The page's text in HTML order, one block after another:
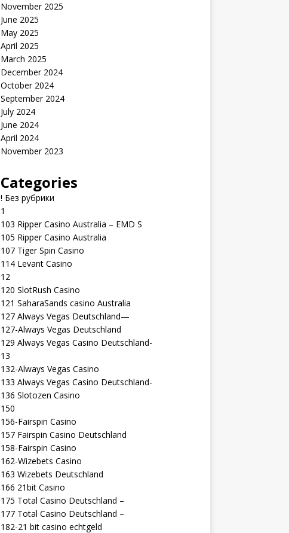
November 2025
June 2025
May 2025
April 2025
March 2025
December 2024
October 2024
September 2024
July 2024
June 2024
April 2024
November 2023
Categories
! Без рубрики
1
103 Ripper Casino Australia – EMD S
105 Ripper Casino Australia
107 Tiger Spin Casino
114 Levant Casino
12
120 SlotRush Casino
121 SaharaSands casino Australia
127 Always Vegas Deutschland—
127-Always Vegas Deutschland
129 Always Vegas Casino Deutschland-
13
132-Always Vegas Casino
133 Always Vegas Casino Deutschland-
136 Slotozen Casino
150
156-Fairspin Casino
157 Fairspin Casino Deutschland
158-Fairspin Casino
162-Wizebets Casino
163 Wizebets Deutschland
166 21bit Casino
175 Total Casino Deutschland –
177 Total Casino Deutschland –
182-21 bit casino echtgeld